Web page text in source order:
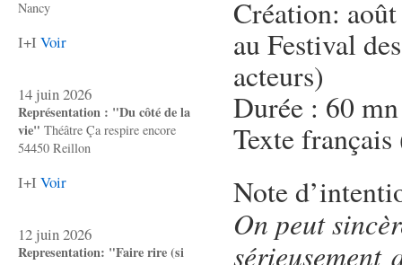
Nancy
I+I Voir
14 juin 2026
Représentation : "Du côté de la
vie" Théâtre Ça respire encore
54450 Reillon
I+I Voir
12 juin 2026
Representation: "Faire rire (si
Création:
au Festival
acteurs)
Durée : 60
Texte
Note
On peut
sérieusement